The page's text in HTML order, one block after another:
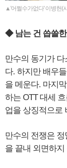
▲'어쩔수가없다' 이병헌(
◆ 남는 건 씁쓸
만수의 동기가
다. 하지만 배우
을 메운다. 마지
하는 OTT 대세
업을 상징적으로
만수의 전쟁은 정
을 끝내 외면하